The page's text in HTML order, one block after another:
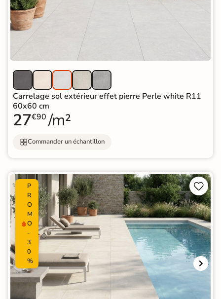
Carrelage sol extérieur effet pierre Perle white R11
60x60 cm
27€90 /m²
Commander un échantillon
P
R
O
M
O
-
3
0
%

